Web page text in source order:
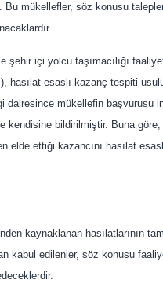
mükellefler, söz konusu
içi yolcu taşımacılığı
hasılat esaslı kazanç tespiti
mükellefin başvurusu
bildirilmiştir. Buna
elde ettiği kazancını hasılat
kaynaklanan hasılatlarının
kabul edilenler, söz konusu